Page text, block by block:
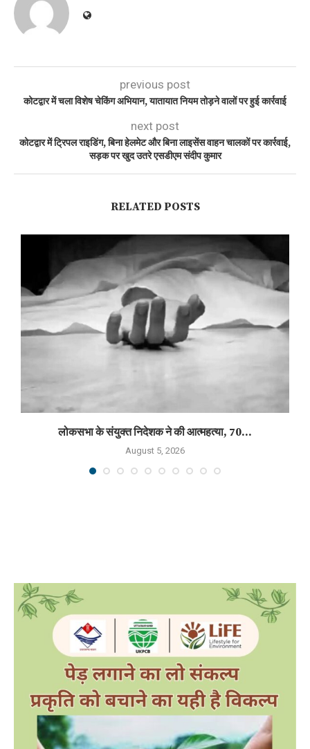
previous post
कोटद्वार में चला विशेष चेकिंग अभियान, यातायात नियम तोड़ने वालों पर हुई कार्रवाई
next post
कोटद्वार में ट्रिपल राइडिंग, बिना हेलमेट और बिना लाइसेंस वाहन चालकों पर कार्रवाई,
सड़क पर खुद उतरे एसडीएम संदीप कुमार
RELATED POSTS
लोकसभा के संयुक्त निदेशक ने की आत्महत्या, 70...
August 5, 2026